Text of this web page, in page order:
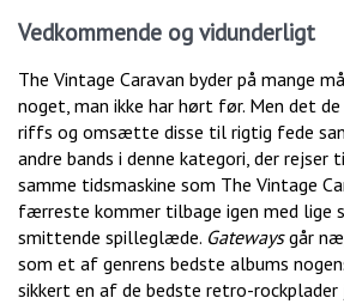
Vedkommende og vidunderligt
The Vintage Caravan byder på mange
noget, man ikke har hørt før. Men det
riffs og omsætte disse til rigtig fede
andre bands i denne kategori, der rejser
samme tidsmaskine som The Vintage
færreste kommer tilbage igen med lige
smittende spilleglæde. Gatewaysgår
som et af genrens bedste albums
sikkert en af de bedste retro-rockplader